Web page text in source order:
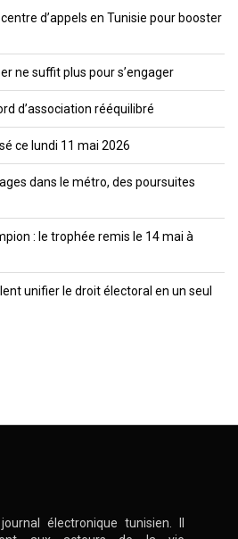
d’appels en Tunisie pour booster
ne suffit plus pour s’engager
d’association rééquilibré
ce lundi 11 mai 2026
dans le métro, des poursuites
: le trophée remis le 14 mai à
unifier le droit électoral en un seul
électronique tunisien. Il